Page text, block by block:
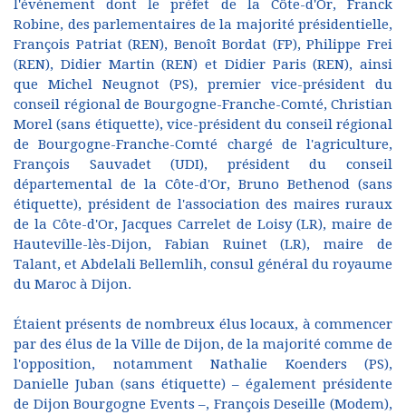
l'événement dont le préfet de la Côte-d'Or, Franck
Robine, des parlementaires de la majorité présidentielle,
François Patriat (REN), Benoît Bordat (FP), Philippe Frei
(REN), Didier Martin (REN) et Didier Paris (REN), ainsi
que Michel Neugnot (PS), premier vice-président du
conseil régional de Bourgogne-Franche-Comté, Christian
Morel (sans étiquette), vice-président du conseil régional
de Bourgogne-Franche-Comté chargé de l'agriculture,
François Sauvadet (UDI), président du conseil
départemental de la Côte-d'Or, Bruno Bethenod (sans
étiquette), président de l'association des maires ruraux
de la Côte-d'Or, Jacques Carrelet de Loisy (LR), maire de
Hauteville-lès-Dijon, Fabian Ruinet (LR), maire de
Talant, et Abdelali Bellemlih, consul général du royaume
du Maroc à Dijon.
Étaient présents de nombreux élus locaux, à commencer
par des élus de la Ville de Dijon, de la majorité comme de
l'opposition, notamment Nathalie Koenders (PS),
Danielle Juban (sans étiquette) – également présidente
de Dijon Bourgogne Events –, François Deseille (Modem),